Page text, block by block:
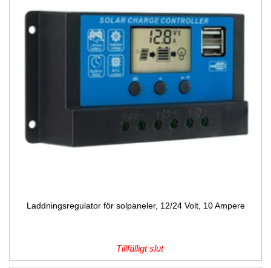
Laddningsregulator för solpaneler, 12/24 Volt, 10 Ampere
Tillfälligt slut